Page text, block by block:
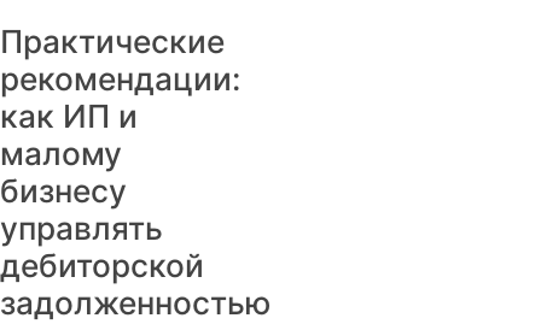
Практические
рекомендации:
как ИП и
малому
бизнесу
управлять
дебиторской
задолженностью